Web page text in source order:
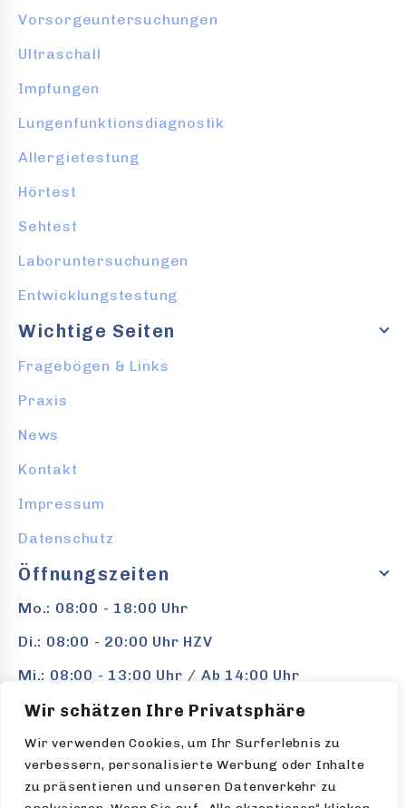
Wir schätzen Ihre Privatsphäre
Wir verwenden Cookies, um Ihr Surferlebnis zu
verbessern, personalisierte Werbung oder Inhalte
zu präsentieren und unseren Datenverkehr zu
Vorsorgeuntersuchungen
Ultraschall
Impfungen
Lungenfunktionsdiagnostik
Allergietestung
Hörtest
Sehtest
Laboruntersuchungen
Entwicklungstestung
Wichtige Seiten
Fragebögen & Links
Praxis
News
Kontakt
Impressum
Datenschutz
Öffnungszeiten
Mo.: 08:00 - 18:00 Uhr
Di.: 08:00 - 20:00 Uhr HZV
Mi.: 08:00 - 13:00 Uhr / Ab 14:00 Uhr
Fr.: 08:00 - 16:00 Uhr